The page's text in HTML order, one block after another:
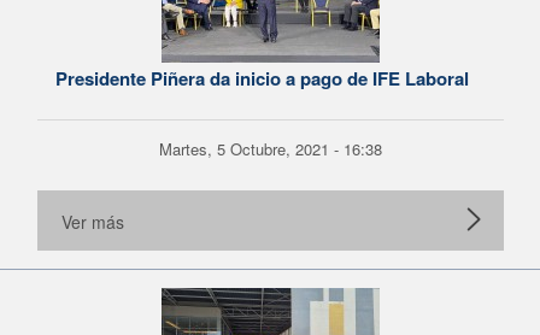
Presidente Piñera da inicio a pago de IFE Laboral
Martes, 5 Octubre, 2021 - 16:38
Ver más